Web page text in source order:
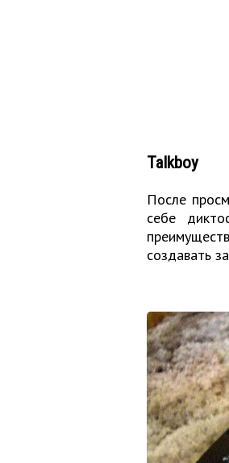
Talkboy
После
себе
создавать